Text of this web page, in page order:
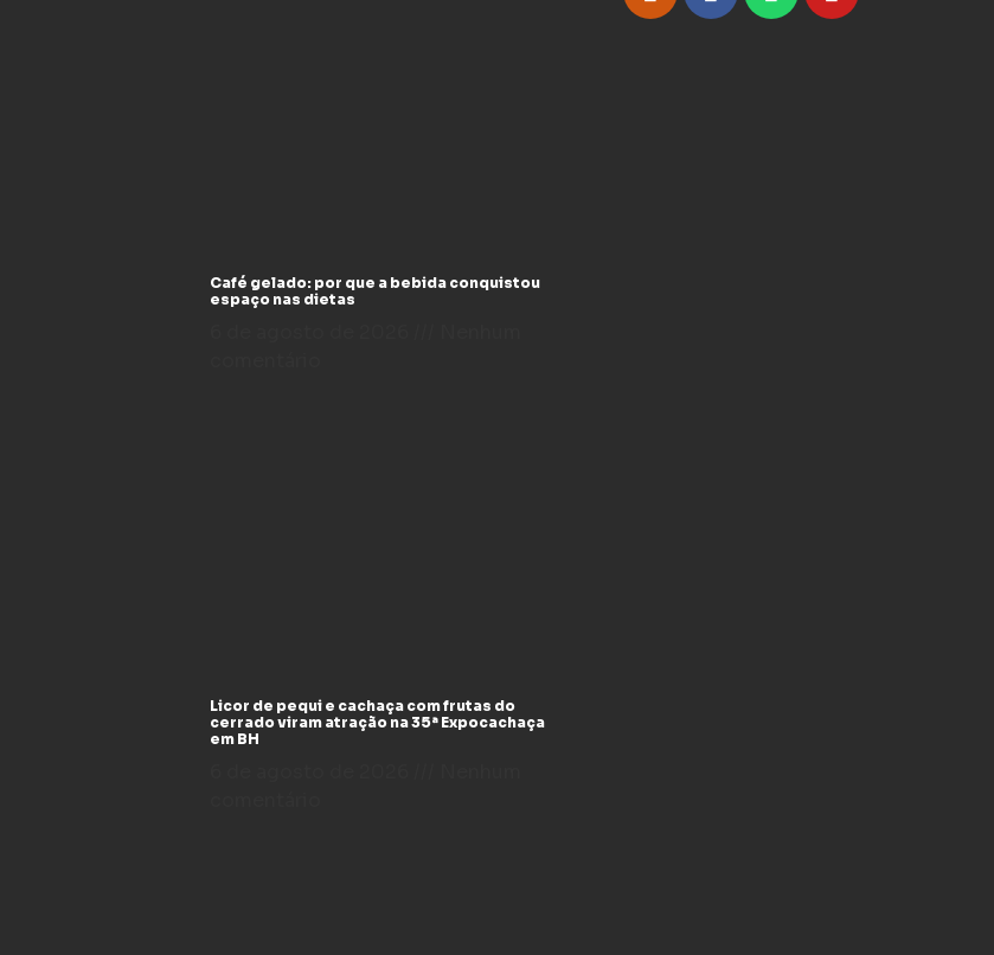
Café gelado: por que a bebida conquistou
espaço nas dietas
Licor de pequi e cachaça com frutas do
cerrado viram atração na 35ª Expocachaça
em BH